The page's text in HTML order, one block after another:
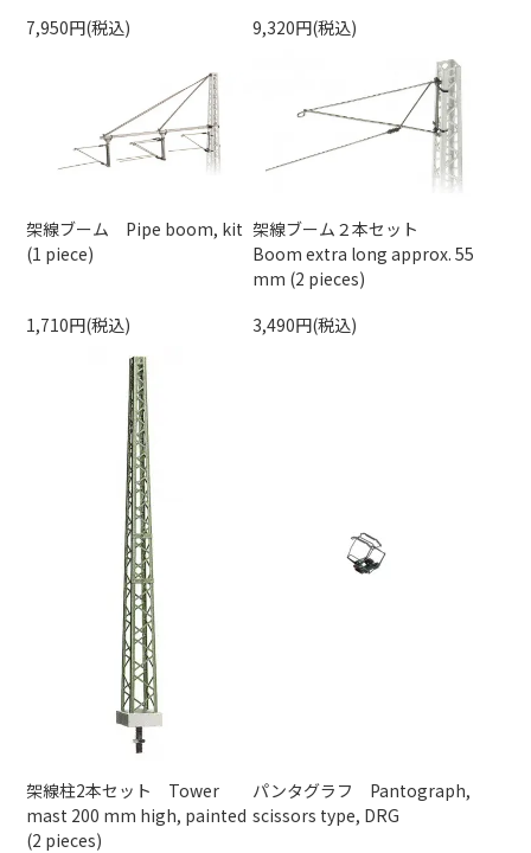
7,950円(税込)
9,320円(税込)
架線ブーム Pipe boom, kit
(1 piece)
1,710円(税込)
架線ブーム２本セット
Boom extra long approx. 55
mm (2 pieces)
3,490円(税込)
架線柱2本セット Tower
mast 200 mm high, painted
(2 pieces)
パンタグラフ Pantograph,
scissors type, DRG